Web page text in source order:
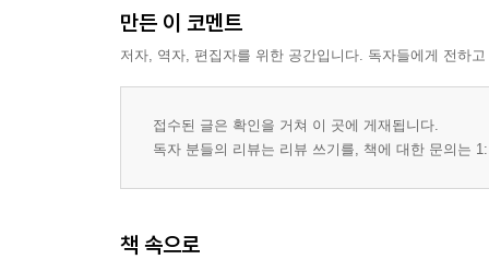
만든 이 코멘트
저자, 역자, 편집자를 위한 공간입니다. 독자들에게 전하
접수된 글은 확인을 거쳐 이 곳에 게재됩니다.
독자 분들의 리뷰는 리뷰 쓰기를, 책에 대한 문의는
책 속으로